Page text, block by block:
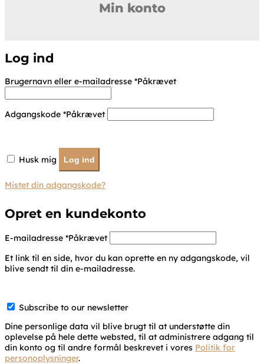
Min konto
Log ind
Brugernavn eller e-mailadresse *Påkrævet
Adgangskode *Påkrævet
Husk mig Log ind
Mistet din adgangskode?
Opret en kundekonto
E-mailadresse *Påkrævet
Et link til en side, hvor du kan oprette en ny adgangskode, vil
blive sendt til din e-mailadresse.
Subscribe to our newsletter
Dine personlige data vil blive brugt til at understøtte din
oplevelse på hele dette websted, til at administrere adgang til
din konto og til andre formål beskrevet i vores Politik for
personoplysninger.